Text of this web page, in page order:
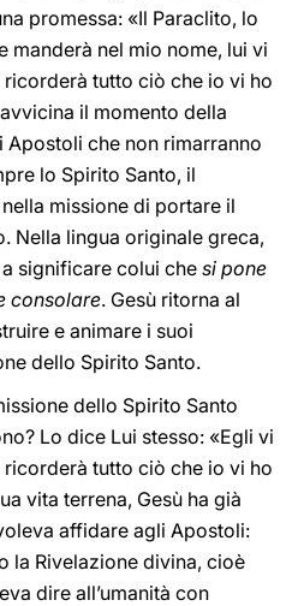
promessa: «Il Paraclito, lo
manderà nel mio nome, lui vi
tutto ciò che io vi ho
il momento della
Apostoli che non rimarranno
lo Spirito Santo, il
missione di portare il
Nella lingua originale greca,
significare colui che si pone
consolare. Gesù ritorna al
e animare i suoi
dello Spirito Santo.
dello Spirito Santo
Lo dice Lui stesso: «Egli vi
tutto ciò che io vi ho
vita terrena, Gesù ha già
affidare agli Apostoli:
la Rivelazione divina, cioè
dire all’umanità con